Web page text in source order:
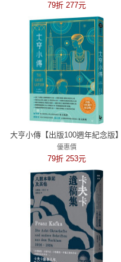
79折 277元
大亨小傳【出版100週年紀念版】
優惠價
79折 253元